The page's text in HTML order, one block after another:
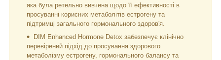
яка була ретельно вивчена щодо її ефективності в
просуванні корисних метаболітів естрогену та
підтримці загального гормонального здоров'я.
DIM Enhanced Hormone Detox забезпечує клінічно
перевірений підхід до просування здорового
метаболізму естрогену, гормонального балансу та